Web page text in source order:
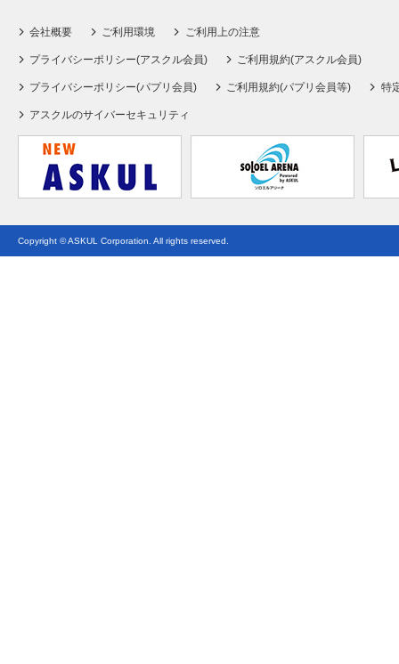
会社概要 ご利用環境 ご利用上の注意
プライバシーポリシー(アスクル会員) ご利用規約(アスクル会員)
プライバシーポリシー(パプリ会員) ご利用規約(パプリ会員等) 特
アスクルのサイバーセキュリティ
Copyright © ASKUL Corporation. All rights reserved.